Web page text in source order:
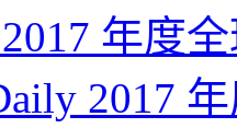
2017 年度
2017